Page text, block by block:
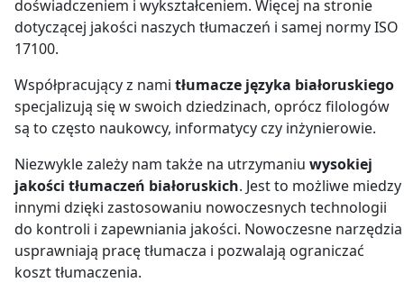
doświadczeniem i wykształceniem. Więcej na stronie
dotyczącej jakości naszych tłumaczeń i samej normy ISO
17100.
Współpracujący z nami tłumacze języka białoruskiego
specjalizują się w swoich dziedzinach, oprócz filologów
są to często naukowcy, informatycy czy inżynierowie.
Niezwykle zależy nam także na utrzymaniu wysokiej
jakości tłumaczeń białoruskich. Jest to możliwe miedzy
innymi dzięki zastosowaniu nowoczesnych technologii
do kontroli i zapewniania jakości. Nowoczesne narzędzia
usprawniają pracę tłumacza i pozwalają ograniczać
koszt tłumaczenia.